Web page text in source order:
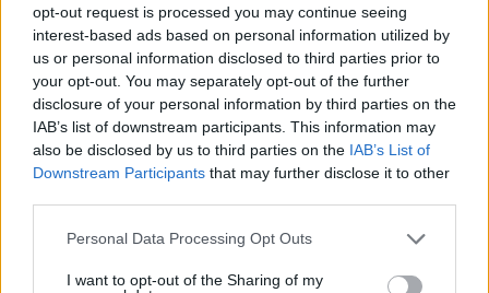
opt-out request is processed you may continue seeing
interest-based ads based on personal information utilized by
us or personal information disclosed to third parties prior to
your opt-out. You may separately opt-out of the further
disclosure of your personal information by third parties on the
IAB’s list of downstream participants. This information may
also be disclosed by us to third parties on the IAB’s List of
Downstream Participants that may further disclose it to other
Please note that this website/app uses one or more Google
not limited to your visit or usage behaviour. You may click to
Personal Data Processing Opt Outs
I want to opt-out of the Sharing of my
«Δεν το πιστεύουμε», λένε οι Αμερικανοί που
υιοθέτησαν τον Αφγανό στη Λέσβο - Η αρχική
εκδοχή για το φονικό στην Κυψέλη και η σιωπή
στην απολογία